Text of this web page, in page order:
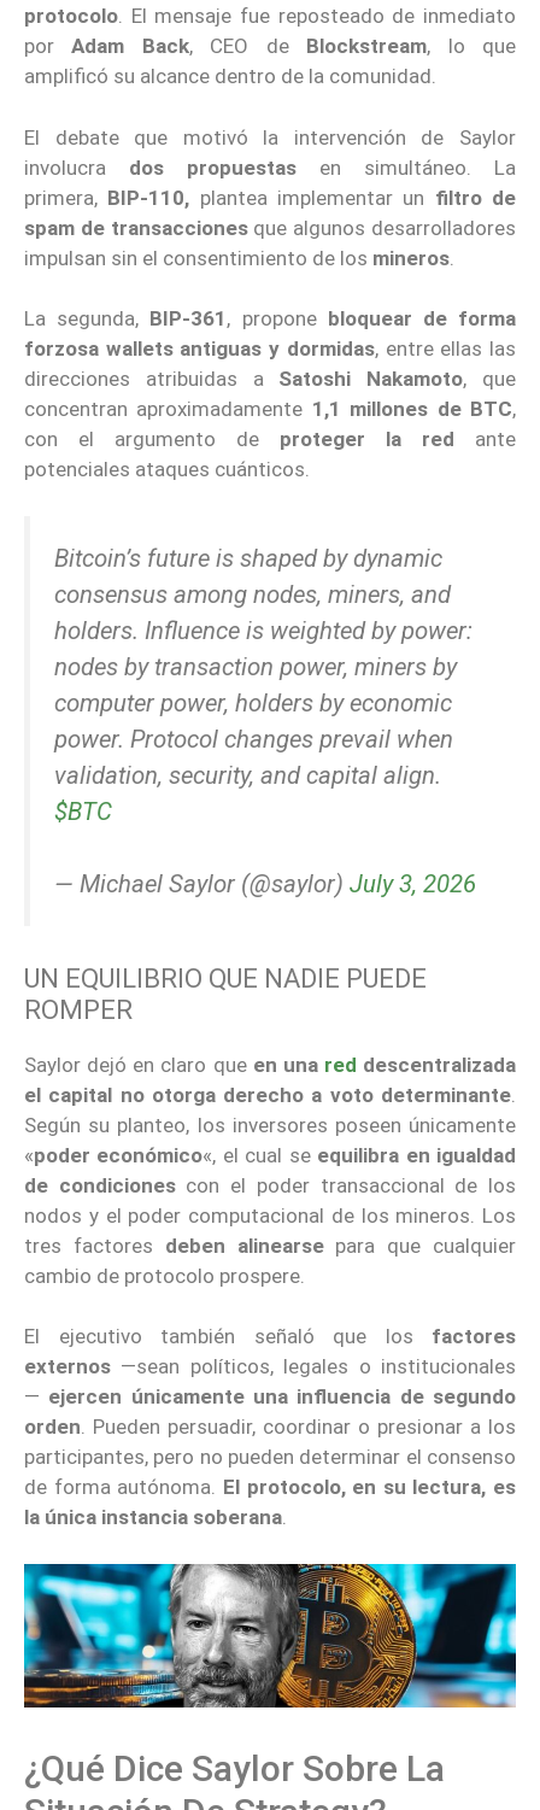
protocolo. El mensaje fue reposteado de inmediato
porAdam Back, CEO de Blockstream, lo que
amplificó su alcance dentro de la comunidad.
El debate que motivó la intervención de Saylor
involucra dos propuestas en simultáneo. La
primera, BIP-110, plantea implementar un filtro de
spam de transaccionesque algunos desarrolladores
impulsan sin el consentimiento de los mineros
La segunda, BIP-361 , propone bloquear de forma
forzosa wallets antiguas y dormidas, entre ellas las
direcciones atribuidas a Satoshi Nakamoto, que
concentran aproximadamente 1,1 millones de BTC,
con el argumento de proteger la red ante
potenciales ataques cuánticos.
Bitcoin’s future is shaped by dynamic
consensus among nodes, miners, and
holders. Influence is weighted by power:
nodes by transaction power, miners by
computer power, holders by economic
power. Protocol changes prevail when
validation, security, and capital align.
$BTC
— Michael Saylor (@saylor) July 3, 2026
UN EQUILIBRIO QUE NADIE PUEDE
ROMPER
Saylor dejó en claro que en una red descentralizada
el capital no otorga derecho a voto determinante
Según su planteo, los inversores poseen únicamente
«poder económico«, el cual se equilibra en igualdad
de condicionescon el poder transaccional de los
nodos y el poder computacional de los mineros. Los
tres factores deben alinearsepara que cualquier
cambio de protocolo prospere.
El ejecutivo también señaló que los factores
externos —sean políticos, legales o institucionales
— ejercen únicamente una influencia de segundo
orden. Pueden persuadir, coordinar o presionar a los
participantes, pero no pueden determinar el consenso
de forma autónoma. El protocolo, en su lectura, es
la única instancia soberana.
¿Qué Dice Saylor Sobre La